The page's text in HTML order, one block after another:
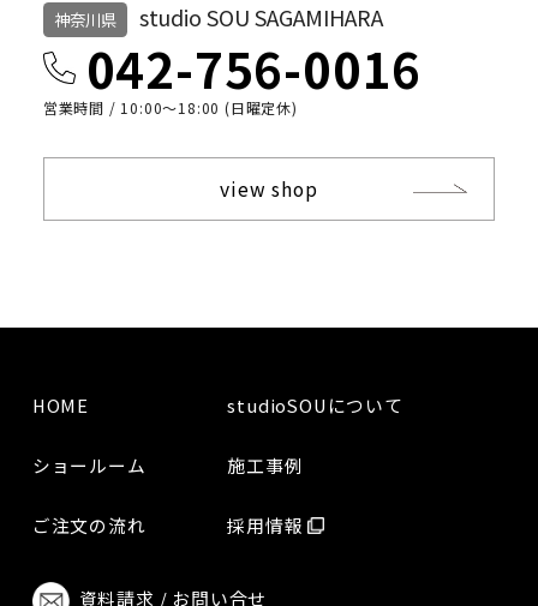
神奈川県 studio SOU SAGAMIHARA
042-756-0016
営業時間 / 10:00〜18:00 (日曜定休)
view shop
HOME studioSOUについて
ショールーム 施工事例
ご注文の流れ 採用情報
資料請求 / お問い合せ